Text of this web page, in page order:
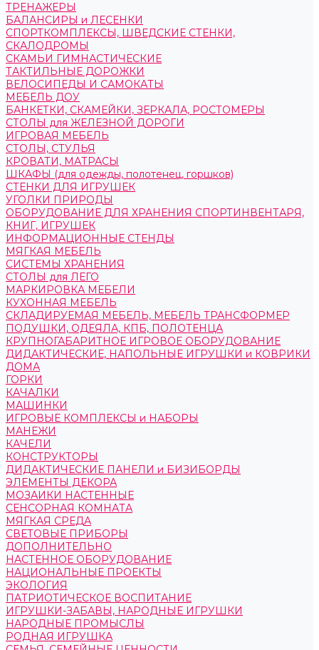
ТРЕНАЖЕРЫ
БАЛАНСИРЫ и ЛЕСЕНКИ
СПОРТКОМПЛЕКСЫ, ШВЕДСКИЕ СТЕНКИ,
СКАЛОДРОМЫ
СКАМЬИ ГИМНАСТИЧЕСКИЕ
ТАКТИЛЬНЫЕ ДОРОЖКИ
ВЕЛОСИПЕДЫ И САМОКАТЫ
МЕБЕЛЬ ДОУ
БАНКЕТКИ, СКАМЕЙКИ, ЗЕРКАЛА, РОСТОМЕРЫ
СТОЛЫ для ЖЕЛЕЗНОЙ ДОРОГИ
ИГРОВАЯ МЕБЕЛЬ
СТОЛЫ, СТУЛЬЯ
КРОВАТИ, МАТРАСЫ
ШКАФЫ (для одежды, полотенец, горшков)
СТЕНКИ ДЛЯ ИГРУШЕК
УГОЛКИ ПРИРОДЫ
ОБОРУДОВАНИЕ ДЛЯ ХРАНЕНИЯ СПОРТИНВЕНТАРЯ,
КНИГ, ИГРУШЕК
ИНФОРМАЦИОННЫЕ СТЕНДЫ
МЯГКАЯ МЕБЕЛЬ
СИСТЕМЫ ХРАНЕНИЯ
СТОЛЫ для ЛЕГО
МАРКИРОВКА МЕБЕЛИ
КУХОННАЯ МЕБЕЛЬ
СКЛАДИРУЕМАЯ МЕБЕЛЬ, МЕБЕЛЬ ТРАНСФОРМЕР
ПОДУШКИ, ОДЕЯЛА, КПБ, ПОЛОТЕНЦА
КРУПНОГАБАРИТНОЕ ИГРОВОЕ ОБОРУДОВАНИЕ
ДИДАКТИЧЕСКИЕ, НАПОЛЬНЫЕ ИГРУШКИ и КОВРИКИ
ДОМА
ГОРКИ
КАЧАЛКИ
МАШИНКИ
ИГРОВЫЕ КОМПЛЕКСЫ и НАБОРЫ
МАНЕЖИ
КАЧЕЛИ
КОНСТРУКТОРЫ
ДИДАКТИЧЕСКИЕ ПАНЕЛИ и БИЗИБОРДЫ
ЭЛЕМЕНТЫ ДЕКОРА
МОЗАИКИ НАСТЕННЫЕ
СЕНСОРНАЯ КОМНАТА
МЯГКАЯ СРЕДА
СВЕТОВЫЕ ПРИБОРЫ
ДОПОЛНИТЕЛЬНО
НАСТЕННОЕ ОБОРУДОВАНИЕ
НАЦИОНАЛЬНЫЕ ПРОЕКТЫ
ЭКОЛОГИЯ
ПАТРИОТИЧЕСКОЕ ВОСПИТАНИЕ
ИГРУШКИ-ЗАБАВЫ, НАРОДНЫЕ ИГРУШКИ
НАРОДНЫЕ ПРОМЫСЛЫ
РОДНАЯ ИГРУШКА